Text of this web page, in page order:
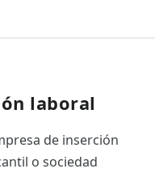
laboral
de inserción
o sociedad